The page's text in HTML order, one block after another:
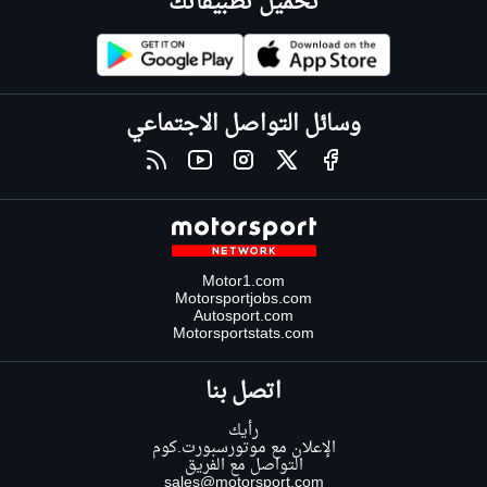
وسائل التواصل الاجتماعي
Motor1.com
Motorsportjobs.com
Autosport.com
Motorsportstats.com
اتصل بنا
رأيك
الإعلان مع موتورسبورت.كوم
التواصل مع الفريق